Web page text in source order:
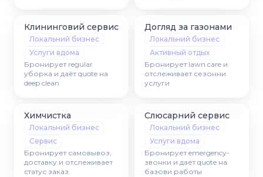
Клининговий сервис
Локальний бизнес
Услуги вдома
Бронирует regular
уборка и даёт quote на
deep clean
Догляд за газонами
Локальний бизнес
Активный отдых
Бронирует lawn care и
отслеживает сезонни
услуги
Химчистка
Локальний бизнес
Сервис
Бронирует самовывоз,
доставку и отслеживает
статус заказ
Слюсарний сервис
Локальний бизнес
Услуги вдома
Бронирует emergency-
звонки и даёт quote на
базови работы